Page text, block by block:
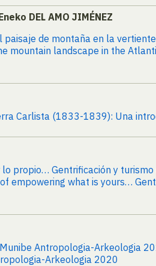
DEL AMO JIMÉNEZ
de montaña en la
mountain landscape in the
Carlista (1833-1839): Una
propio… Gentrificación y
empowering what is yours…
Antropologia-Arkeologia
Arkeologia 2020